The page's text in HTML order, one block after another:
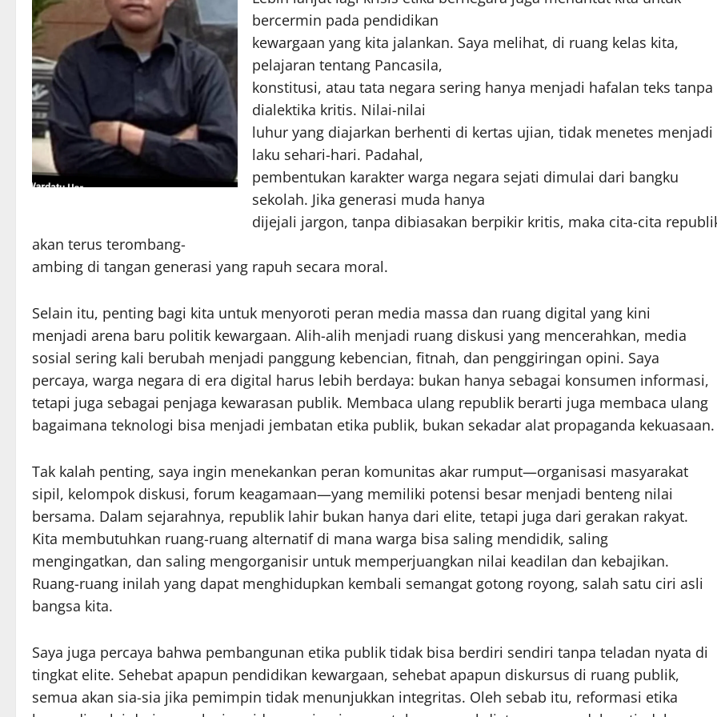
bercermin pada pendidikan
kewargaan yang kita jalankan. Saya melihat, di ruang kelas kita,
pelajaran tentang Pancasila,
konstitusi, atau tata negara sering hanya menjadi hafalan teks tanpa
dialektika kritis. Nilai-nilai
luhur yang diajarkan berhenti di kertas ujian, tidak menetes menjadi
laku sehari-hari. Padahal,
pembentukan karakter warga negara sejati dimulai dari bangku
sekolah. Jika generasi muda hanya
dijejali jargon, tanpa dibiasakan berpikir kritis, maka cita-cita
akan terus terombang-
ambing di tangan generasi yang rapuh secara moral.
Selain itu, penting bagi kita untuk menyoroti peran media massa dan ruang digital yang kini
menjadi arena baru politik kewargaan. Alih-alih menjadi ruang diskusi yang mencerahkan, media
sosial sering kali berubah menjadi panggung kebencian, fitnah, dan penggiringan opini. Saya
percaya, warga negara di era digital harus lebih berdaya: bukan hanya sebagai konsumen informasi,
tetapi juga sebagai penjaga kewarasan publik. Membaca ulang republik berarti juga membaca ulang
bagaimana teknologi bisa menjadi jembatan etika publik, bukan sekadar alat propaganda kekuasaan.
Tak kalah penting, saya ingin menekankan peran komunitas akar rumput—organisasi masyarakat
sipil, kelompok diskusi, forum keagamaan—yang memiliki potensi besar menjadi benteng nilai
bersama. Dalam sejarahnya, republik lahir bukan hanya dari elite, tetapi juga dari gerakan rakyat.
Kita membutuhkan ruang-ruang alternatif di mana warga bisa saling mendidik, saling
mengingatkan, dan saling mengorganisir untuk memperjuangkan nilai keadilan dan kebajikan.
Ruang-ruang inilah yang dapat menghidupkan kembali semangat gotong royong, salah satu ciri asli
bangsa kita.
Saya juga percaya bahwa pembangunan etika publik tidak bisa berdiri sendiri tanpa teladan nyata di
tingkat elite. Sehebat apapun pendidikan kewargaan, sehebat apapun diskursus di ruang publik,
semua akan sia-sia jika pemimpin tidak menunjukkan integritas. Oleh sebab itu, reformasi etika